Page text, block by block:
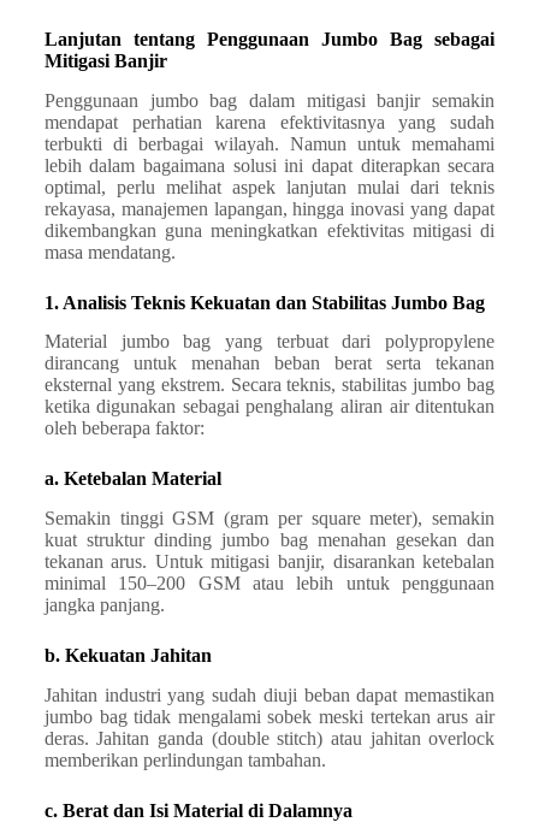
Lanjutan tentang Penggunaan Jumbo Bag sebagai
Mitigasi Banjir
Penggunaan jumbo bag dalam mitigasi banjir semakin
mendapat perhatian karena efektivitasnya yang sudah
terbukti di berbagai wilayah. Namun untuk memahami
lebih dalam bagaimana solusi ini dapat diterapkan secara
optimal, perlu melihat aspek lanjutan mulai dari teknis
rekayasa, manajemen lapangan, hingga inovasi yang dapat
dikembangkan guna meningkatkan efektivitas mitigasi di
masa mendatang.
1. Analisis Teknis Kekuatan dan Stabilitas Jumbo Bag
Material jumbo bag yang terbuat dari polypropylene
dirancang untuk menahan beban berat serta tekanan
eksternal yang ekstrem. Secara teknis, stabilitas jumbo bag
ketika digunakan sebagai penghalang aliran air ditentukan
oleh beberapa faktor:
a. Ketebalan Material
Semakin tinggi GSM (gram per square meter), semakin
kuat struktur dinding jumbo bag menahan gesekan dan
tekanan arus. Untuk mitigasi banjir, disarankan ketebalan
minimal 150–200 GSM atau lebih untuk penggunaan
jangka panjang.
b. Kekuatan Jahitan
Jahitan industri yang sudah diuji beban dapat memastikan
jumbo bag tidak mengalami sobek meski tertekan arus air
deras. Jahitan ganda (double stitch) atau jahitan overlock
memberikan perlindungan tambahan.
c. Berat dan Isi Material di Dalamnya